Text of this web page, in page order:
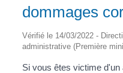
dommages
Vérifié le 14/03/2022 -
administrative (Première
Si vous êtes victime